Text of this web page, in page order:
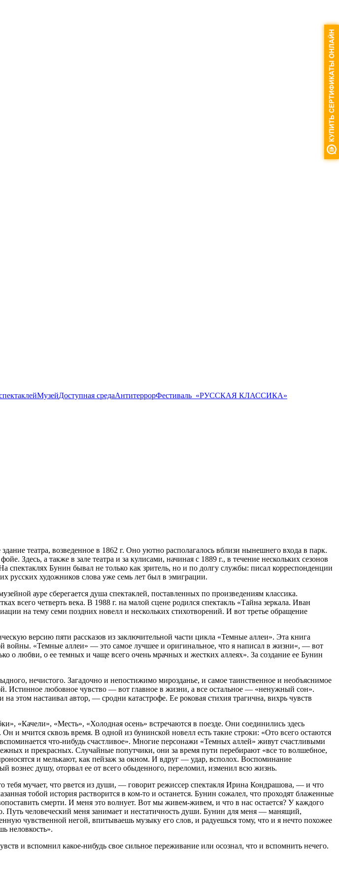
МузейДоступная средаАнтитеррорФестиваль ​ «РУССКАЯ КЛАССИКА»
театра, возведенное в 1862 г. Оно уютно располагалось вблизи нынешнего входа в парк.
Здесь, а также в зале театра и за кулисами, начиная с 1889 г., в течение нескольких сезонов
Бунин бывал не только как зритель, но и по долгу службы: писал корреспонденции
русских художников слова уже семь лет был в эмиграции.
ауре сберегается душа спектаклей, поставленных по произведениям классика.
всего четверть века. В 1988 г. на малой сцене родился спектакль «Тайна зеркала. Иван
на тему семи поздних новелл и нескольких стихотворений. И вот третье обращение
версию пяти рассказов из заключительной части цикла «Темные аллеи». Эта книга
«Темные аллеи» — это самое лучшее и оригинальное, что я написал в жизни«, — вот
о любви, о ее темных и чаще всего очень мрачных и жестких аллеях». За создание ее Бунин
нечистого. Загадочно и непостижимо мирозданье, и самое таинственное и необъяснимое
любовное чувство — вот главное в жизни, а все остальное — «ненужный сон».
этом настаивал автор, — сродни катастрофе. Ее роковая стихия трагична, вихрь чувств
«Качели», «Месть», «Холодная осень» встречаются в поезде. Они соединились здесь
и мчится сквозь время. В одной из бунинской новелл есть такие строки: «Ото всего остаются
что-нибудь счастливое». Многие персонажи «Темных аллей» живут счастливыми
и прекрасных. Случайные попутчики, они за время пути перебирают «все то волшебное,
и мелькают, как пейзаж за окном. И вдруг — удар, всполох. Воспоминание
душу, оторвал ее от всего обыденного, переломил, изменил всю жизнь.
тебя мучает, что рвется из души, — говорит режиссер спектакля Ирина Кондрашова, — и что
тобой история растворится в ком-то и останется. Бунин сожалел, что проходят блаженные
смерти. И меня это волнует. Вот мы живем-живем, и что в нас остается? У каждого
Путь человеческий меня занимает и нестатичность души. Бунин для меня — манящий,
чувственной негой, впитываешь музыку его слов, и радуешься тому, что и я нечто похожее
неловкость».
и вспомнил какое-нибудь свое сильное переживание или осознал, что и вспомнить нечего.